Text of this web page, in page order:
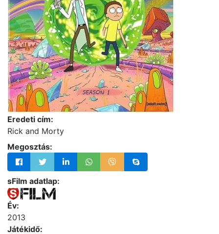
Eredeti cím:
Rick and Morty
Megosztás:
sFilm adatlap:
Év:
2013
Játékidő: